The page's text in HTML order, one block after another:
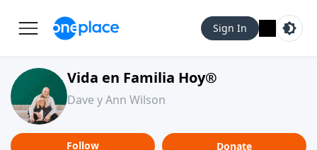
Sign In
Vida en Familia Hoy®
Dave y Ann Wilson
Follow Donate